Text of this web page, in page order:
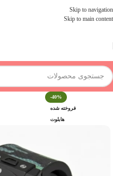
Skip to navigation
Skip to main content
-40%
فروخته شده
هابلوت